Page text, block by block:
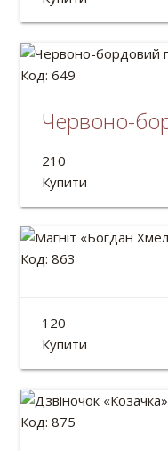
Код: 649
Червоно-
Український пояс
Довжина: 2м
210
Купити
Код: 863
Діаметр: 82 мм
120
Купити
Код: 875